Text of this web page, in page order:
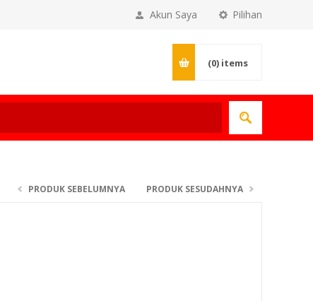
Pilihan
Akun Saya
(0) items
PRODUK SEBELUMNYA PRODUK SESUDAHNYA